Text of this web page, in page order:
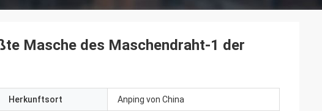
Masche des Maschendraht-1 der
Herkunftsort Anping von China